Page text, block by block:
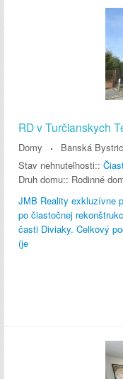
RD v Turčianskych
Domy
Banská
Stav nehnuteľnosti::
Druh domu:: Rodinné
JMB Reality exkluzívne
po čiastočnej
časti Diviaky. Celkový
(je